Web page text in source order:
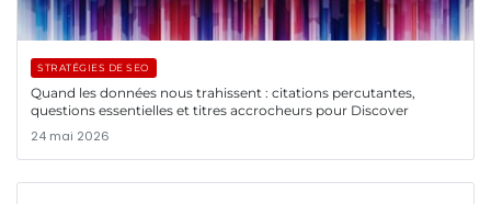
STRATÉGIES DE SEO
Quand les données nous trahissent : citations percutantes,
questions essentielles et titres accrocheurs pour Discover
24 mai 2026